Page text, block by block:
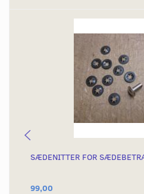
SÆDENITTER FOR
99,00